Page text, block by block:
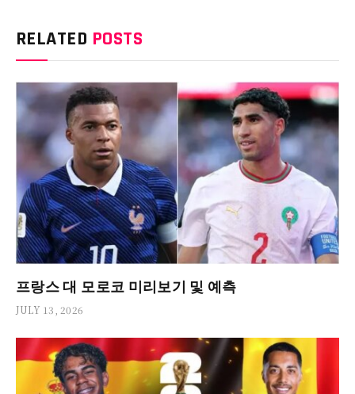
RELATED POSTS
프랑스 대 모로코 미리보기 및 예측
JULY 13, 2026